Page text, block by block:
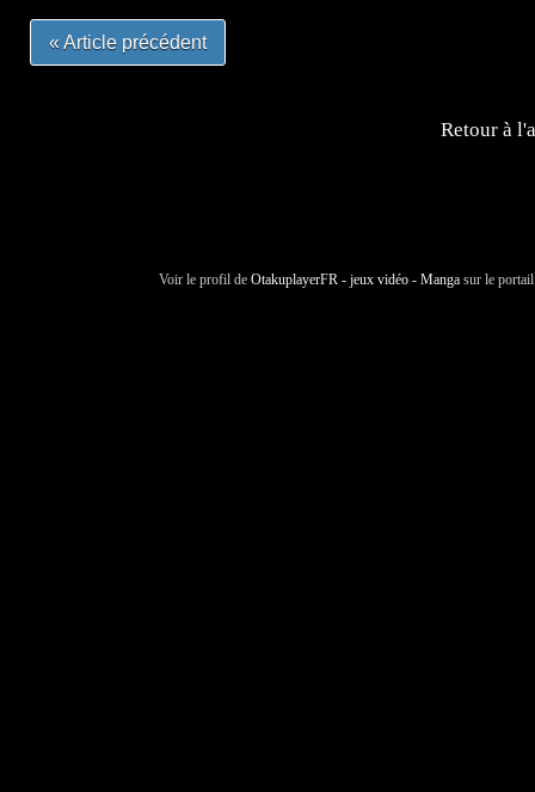
« Article précédent
Retour à
Voir le profil de OtakuplayerFR - jeux vidéo - Manga sur le